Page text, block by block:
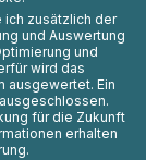
ich zusätzlich der
und Auswertung
und
wird das
ausgewertet. Ein
für die Zukunft
erhalten